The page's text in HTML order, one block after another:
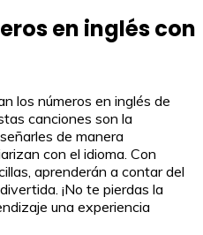
en inglés con
los números en inglés de
canciones son la
de manera
con el idioma. Con
aprenderán a contar del
¡No te pierdas la
una experiencia